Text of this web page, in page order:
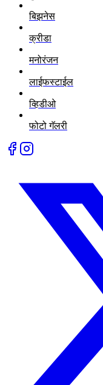
बिझनेस
क्रीडा
मनोरंजन
लाईफस्टाईल
व्हिडीओ
फोटो गॅलरी